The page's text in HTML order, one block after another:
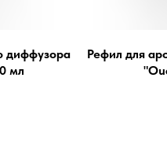
диффузора
мл
Рефил для